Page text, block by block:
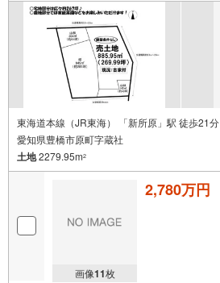
東海道本線（JR東海） 「新所原」駅 徒歩21分
愛知県豊橋市原町字蔵社
土地2279.95m2
画像11枚
2,780万円